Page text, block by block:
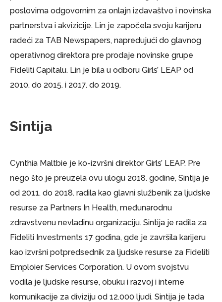
poslovima odgovornim za onlajn izdavaštvo i novinska
partnerstva i akvizicije. Lin je započela svoju karijeru
radeći za TAB Newspapers, napredujući do glavnog
operativnog direktora pre prodaje novinske grupe
Fideliti Capitalu. Lin je bila u odboru Girls’ LEAP od
2010. do 2015. i 2017. do 2019.
Sintija
Cynthia Maltbie je ko-izvršni direktor Girls’ LEAP. Pre
nego što je preuzela ovu ulogu 2018. godine, Sintija je
od 2011. do 2018. radila kao glavni službenik za ljudske
resurse za Partners In Health, međunarodnu
zdravstvenu nevladinu organizaciju. Sintija je radila za
Fideliti Investments 17 godina, gde je završila karijeru
kao izvršni potpredsednik za ljudske resurse za Fideliti
Emploier Services Corporation. U ovom svojstvu
vodila je ljudske resurse, obuku i razvoj i interne
komunikacije za diviziju od 12.000 ljudi. Sintija je tada